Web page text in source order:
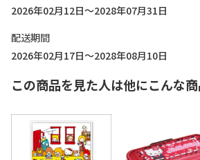
2026年02月12日～2028年07月31日
配送期間
2026年02月17日～2028年08月10日
この商品を見た人は他にこんな